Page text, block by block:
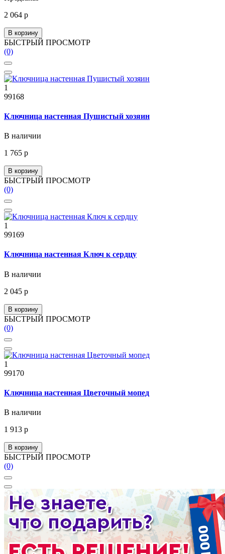
2 064 р
В корзину
БЫСТРЫЙ ПРОСМОТР
(0)
1
99168
Ключница настенная Пушистый хозяин
В наличии
1 765 р
В корзину
БЫСТРЫЙ ПРОСМОТР
(0)
1
99169
Ключница настенная Ключ к сердцу
В наличии
2 045 р
В корзину
БЫСТРЫЙ ПРОСМОТР
(0)
1
99170
Ключница настенная Цветочный мопед
В наличии
1 913 р
В корзину
БЫСТРЫЙ ПРОСМОТР
(0)